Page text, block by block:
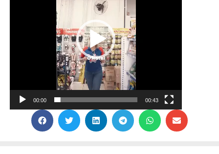
00:00 00:43